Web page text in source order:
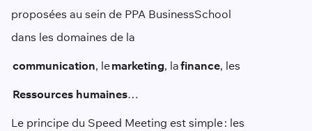
proposées au sein de PPA BusinessSchool
dans les domaines de la
communication, lemarketing, lafinance, les
Ressources humaines…
Le principe du Speed Meeting est simple : les